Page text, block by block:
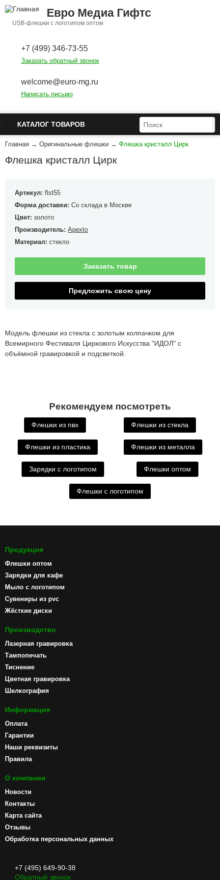
Перейти к основному содержанию
Евро Медиа Гифтс
USB-флешки с логотипом оптом
+7 (499) 346-73-55
Заказать обратный звонок
welcome@euro-mg.ru
Написать письмо
КАТАЛОГ ТОВАРОВ ФОРМА ПОИСКА
ПОИСК
Главная → Оригинальные флешки → Флешка кристалл Цирк
Флешка кристалл Цирк
Артикул:flst55
Форма доставки:Со склада в Москве
Цвет:золото
Производитель:Apexto
Материал:стекло
Заказать товар
Предложить свою цену
Модель флешки из стекла с золотым колпачком для
Всемирного Фестиваля Циркового Искусства "ИДОЛ" с
объёмной гравировкой и подсветкой.
Рекомендуем посмотреть
Флешки из пвх Флешки из стекла
Флешки из пластика Флешки из металла
Зарядки с логотипом Флешки оптом
Флешки с логотипом
Продукция
Флешки оптом
Зарядки для кафе
Мыло с логотипом
Сувениры из pvc
Жёсткие диски
Производство
Лазерная гравировка
Тампопечать
Тиснение
Цветная гравировка
Шелкография
Информация
Оплата
Гарантии
Наши реквизиты
Правила
О компании
Новости
Контакты
Карта сайта
Отзывы
Обработка персональных данных
+7 (495) 649-90-38
Обратный звонок